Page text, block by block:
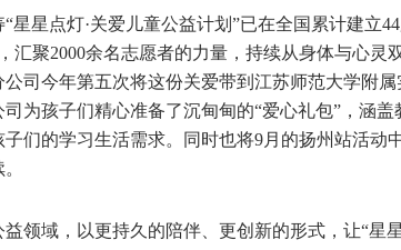
星星点灯·关爱儿童公益计划”已在全国累计建立
汇聚2000余名志愿者的力量，持续从身体与心灵
公司今年第五次将这份关爱带到江苏师范大学附
为孩子们精心准备了沉甸甸的“爱心礼包”，涵
们的学习生活需求。同时也将9月的扬州站活动
领域，以更持久的陪伴、更创新的形式，让“星